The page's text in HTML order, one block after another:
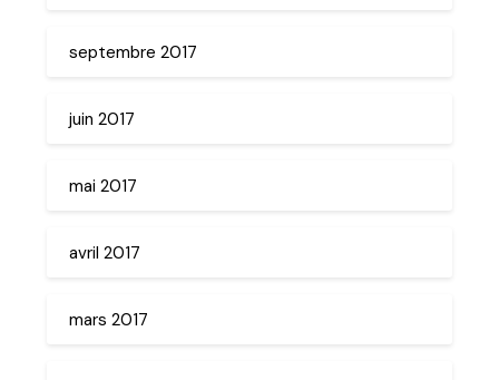
septembre 2017
juin 2017
mai 2017
avril 2017
mars 2017